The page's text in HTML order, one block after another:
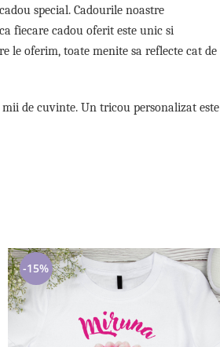
special. Cadourile noastre
fiecare cadou oferit este unic si
le oferim, toate menite sa reflecte cat de
de cuvinte. Un tricou personalizat este
-15%